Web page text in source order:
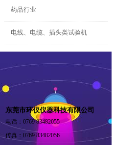
药品行业
电线、电缆、插头类试验机
东莞市环仪仪器科技有限公司
电话：0769 83482055
传真：0769 83482056